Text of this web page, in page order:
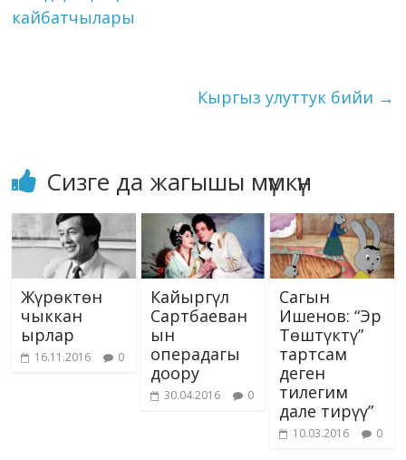
алсак, биринчи
башатында түптөлүү
o m
ki
кайбатчылары
Кыргыз улуттук бийи →
Сизге да жагышы мүмкүн
Жүрөктөн
чыккан
ырлар
16.11.2016 0
Кайыргүл
Сартбаеван
ын
операдагы
доору
30.04.2016 0
Сагын
Ишенов: “Эр
Төштүктү”
тартсам
деген
тилегим
дале тирүү”
10.03.2016 0